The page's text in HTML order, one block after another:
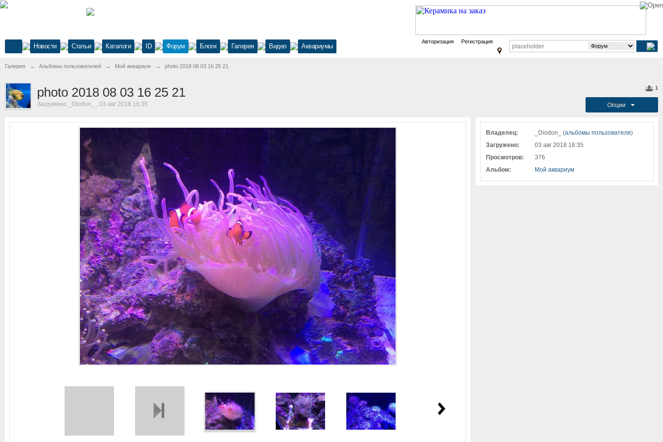
Новости Статьи Каталоги ID Форум Блоги Галерея Видео Аквариумы
Авторизация Регистрация
Галерея → Альбомы пользователей → Мой аквариум → photo 2018 08 03 16 25 21
1
Опции
photo 2018 08 03 16 25 21
Загружено _Diodon_ , 03 авг 2018 16:35
Владелец: _Diodon_ (альбомы пользователя)
Загружено:
03 авг 2018 16:35
Просмотров:
376
Альбом:
Мой аквариум